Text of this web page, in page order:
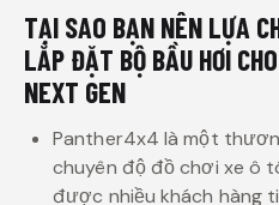
TẠI SAO BẠN NÊN LỰA
LẮP ĐẶT BỘ BẦU HƠI
NEXT GEN
Panther4x4 là một
chuyên độ đồ chơi xe ô
được nhiều khách hàng